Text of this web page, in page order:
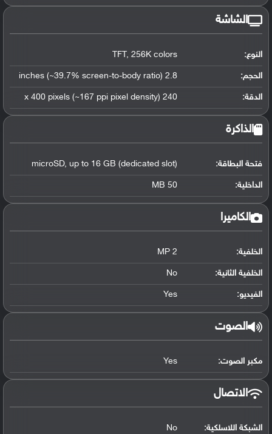
الشاشة
النوع: TFT, 256K colors
الحجم: 2.8 inches (~39.7% screen-to-body ratio)
الدقة: 240 x 400 pixels (~167 ppi pixel density)
الذاكرة
فتحة البطاقة: microSD, up to 16 GB (dedicated slot)
الداخلية: 50 MB
الكاميرا
الخلفية: 2 MP
الخلفية الثانية: No
الفيديو: Yes
الصوت
مكبر الصوت: Yes
الاتصال
الشبكة اللاسلكية: No